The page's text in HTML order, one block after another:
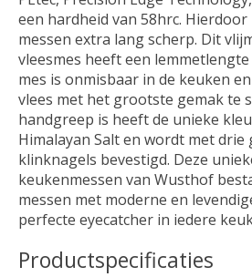
een hardheid van 58hrc. Hierdoor
messen extra lang scherp. Dit
vleesmes heeft een lemmetlengte
mes is onmisbaar in de keuken
vlees met het grootste gemak te
handgreep is heeft de unieke
Himalayan Salt en wordt met
klinknagels bevestigd. Deze
keukenmessen van Wusthof
messen met moderne en
perfecte eyecatcher in iedere
Productspecificaties